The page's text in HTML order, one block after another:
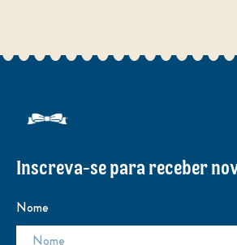
Inscreva-se para receber
Nome